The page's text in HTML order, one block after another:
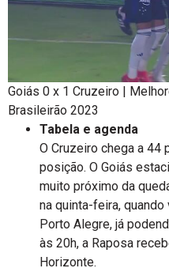
Goiás 0 x 1 Cruzeiro |
Brasileirão 2023
Tabela e agenda
O Cruzeiro chega a 44
posição. O Goiás
muito próximo da
na quinta-feira,
Porto Alegre, já
às 20h, a Raposa
Horizonte.